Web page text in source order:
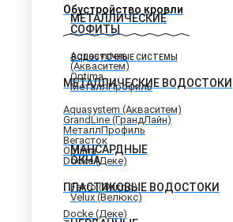
МЕТАЛЛИЧЕСКИЕ
СОФИТЫ
Aquasystem
(Акваситем)
Optima
МеталлПрофиль
МАНСАРДНЫЕ
ОКНА
Fakro (Факро)
Velux (Велюкс)
Обустройство кровли
ВОДОСТОЧНЫЕ СИСТЕМЫ
МЕТАЛЛИЧЕСКИЕ ВОДОСТОКИ
Aquasystem (Акваситем)
GrandLine (ГрандЛайн)
МеталлПрофиль
Вегасток
Optima
Docke (Деке)
ПЛАСТИКОВЫЕ ВОДОСТОКИ
Docke (Деке)